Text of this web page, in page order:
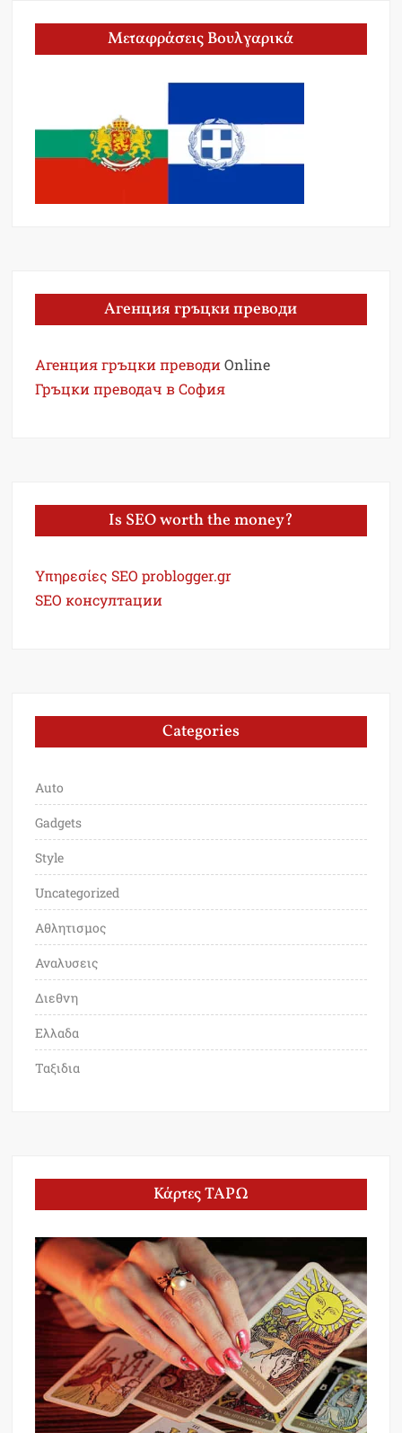
Μεταφράσεις Βουλγαρικά
Агенция гръцки преводи
Агенция гръцки преводи Online
Гръцки преводач в София
Is SEO worth the money?
Υπηρεσίες SEO problogger.gr
SEO консултации
Categories
Auto
Gadgets
Style
Uncategorized
Αθλητισμος
Αναλυσεις
Διεθνη
Ελλαδα
Ταξιδια
Κάρτες ΤΑΡΩ